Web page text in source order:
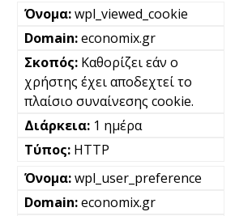
wpl_viewed_cookie
economix.gr
Καθορίζει εάν ο
χρήστης έχει αποδεχτεί το
πλαίσιο συναίνεσης cookie.
1 ημέρα
HTTP
wpl_user_preference
economix.gr